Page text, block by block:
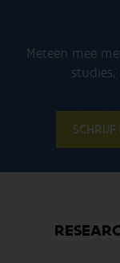
Meteen mee